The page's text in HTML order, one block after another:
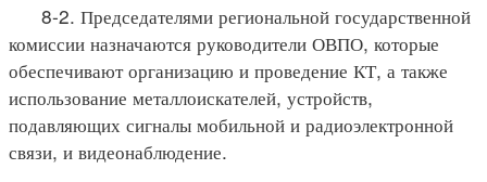
8-2. Председателями региональной государственной
комиссии назначаются руководители ОВПО, которые
обеспечивают организацию и проведение КТ, а также
использование металлоискателей, устройств,
подавляющих сигналы мобильной и радиоэлектронной
связи, и видеонаблюдение.